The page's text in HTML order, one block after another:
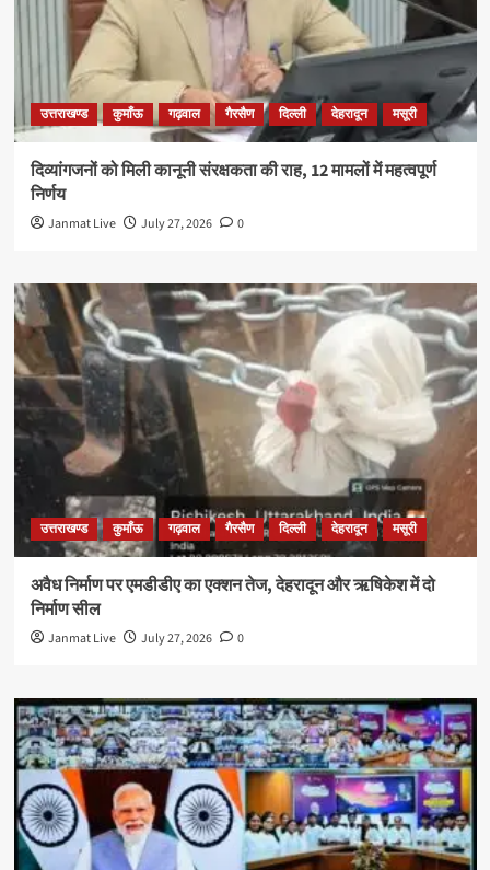
उत्तराखण्ड कुमाँऊ गढ़वाल गैरसैण दिल्ली देहरादून मसूरी
दिव्यांगजनों को मिली कानूनी संरक्षकता की राह, 12 मामलों में महत्वपूर्ण
निर्णय
Janmat Live July 27, 2026 0
उत्तराखण्ड कुमाँऊ गढ़वाल गैरसैण दिल्ली देहरादून मसूरी
अवैध निर्माण पर एमडीडीए का एक्शन तेज, देहरादून और ऋषिकेश में दो
निर्माण सील
Janmat Live July 27, 2026 0